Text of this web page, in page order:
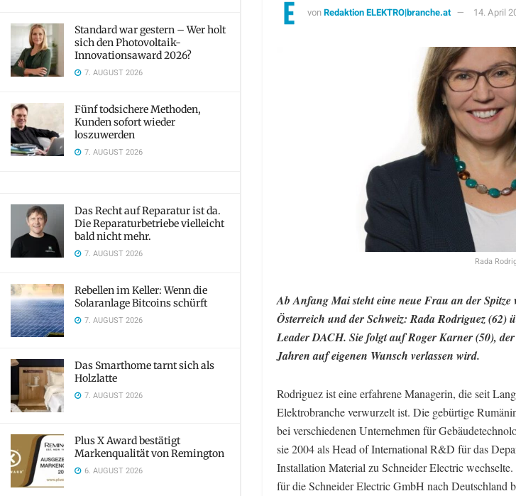
Standard war gestern – Wer holt
sich den Photovoltaik-
Innovationsaward 2026?
7. AUGUST 2026
Fünf todsichere Methoden,
Kunden sofort wieder
loszuwerden
7. AUGUST 2026
Das Recht auf Reparatur ist da.
Die Reparaturbetriebe vielleicht
bald nicht mehr.
7. AUGUST 2026
Rebellen im Keller: Wenn die
Solaranlage Bitcoins schürft
7. AUGUST 2026
Das Smarthome tarnt sich als
Holzlatte
7. AUGUST 2026
Plus X Award bestätigt
Markenqualität von Remington
6. AUGUST 2026
vonRedaktion ELEKTRO|branche.at 14. April
Rada
Ab Anfang Mai steht eine neue Frau an der
Österreich und der Schweiz: Rada Rodriguez (62)
Leader DACH. Sie folgt auf Roger Karner (50),
Jahren auf eigenen Wunsch verlassen wird.
Rodriguez ist eine erfahrene Managerin, die seit
Elektrobranche verwurzelt ist. Die gebürtige
bei verschiedenen Unternehmen für
sie 2004 als Head of International R&D für das
Installation Material zu Schneider Electric
für die Schneider Electric GmbH nach Deutschland